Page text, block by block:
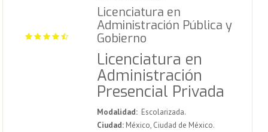
Licenciatura en
Administración Pública y
Gobierno
Licenciatura en
Administración
Presencial Privada
Modalidad:Escolarizada.
Ciudad:México, Ciudad de México.